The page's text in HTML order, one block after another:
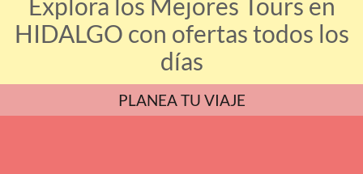
HIDALGO con ofertas todos los
días
PLANEA TU VIAJE